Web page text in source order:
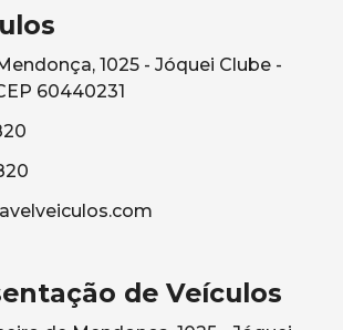
1025 - Jóquei Clube -
60440231
de Veículos